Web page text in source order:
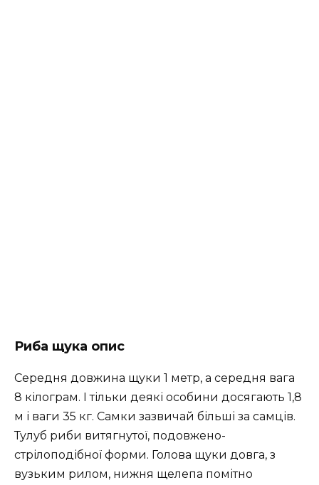
Риба щука опис
Середня довжина щуки 1 метр, а середня вага
8 кілограм. І тільки деякі особини досягають 1,8
м і ваги 35 кг. Самки зазвичай більші за самців.
Тулуб риби витягнутої, подовжено-
стрілоподібної форми. Голова щуки довга, з
вузьким рилом, нижня щелепа помітно